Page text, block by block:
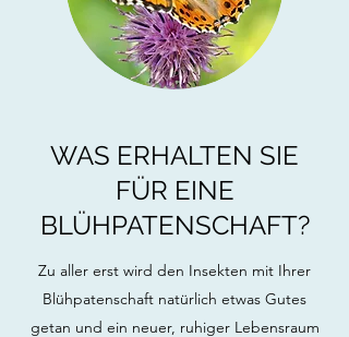
WAS ERHALTEN SIE
FÜR EINE
BLÜHPATENSCHAFT?
Zu aller erst wird den Insekten mit Ihrer
Blühpatenschaft natürlich etwas Gutes
getan und ein neuer, ruhiger Lebensraum